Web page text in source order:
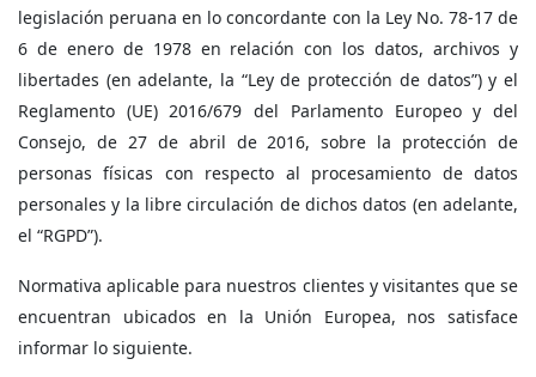
legislación peruana en lo concordante con la Ley No. 78-17 de
6 de enero de 1978 en relación con los datos, archivos y
libertades (en adelante, la “Ley de protección de datos”) y el
Reglamento (UE) 2016/679 del Parlamento Europeo y del
Consejo, de 27 de abril de 2016, sobre la protección de
personas físicas con respecto al procesamiento de datos
personales y la libre circulación de dichos datos (en adelante,
el “RGPD”).
Normativa aplicable para nuestros clientes y visitantes que se
encuentran ubicados en la Unión Europea, nos satisface
informar lo siguiente.